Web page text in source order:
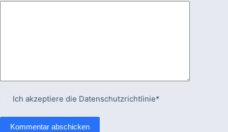
Ich akzeptiere die Datenschutzrichtlinie*
Kommentar abschicken